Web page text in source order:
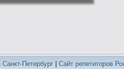
Санкт-Петербург |Сайт репетиторов